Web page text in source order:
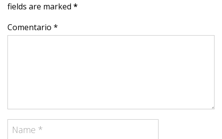
fields are marked *
Comentario *